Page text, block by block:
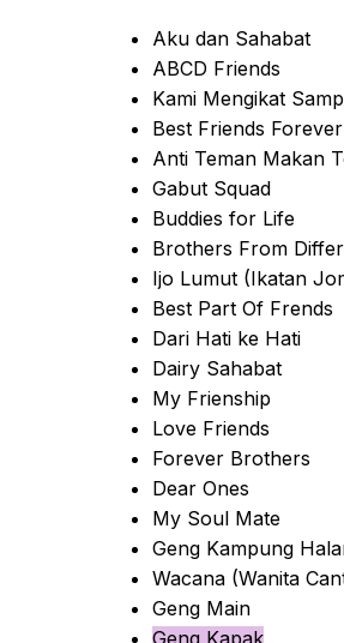
Aku dan Sahabat
ABCD Friends
Kami Mengikat
Best Friends Forever
Anti Teman Makan
Gabut Squad
Buddies for Life
Brothers From
Ijo Lumut (Ikatan
Best Part Of Frends
Dari Hati ke Hati
Dairy Sahabat
My Frienship
Love Friends
Forever Brothers
Dear Ones
My Soul Mate
Geng Kampung
Wacana (Wanita
Geng Main
Geng Kapak